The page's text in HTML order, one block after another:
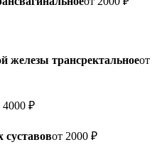
железы трансректальноеот
4000 ₽
суставовот 2000 ₽